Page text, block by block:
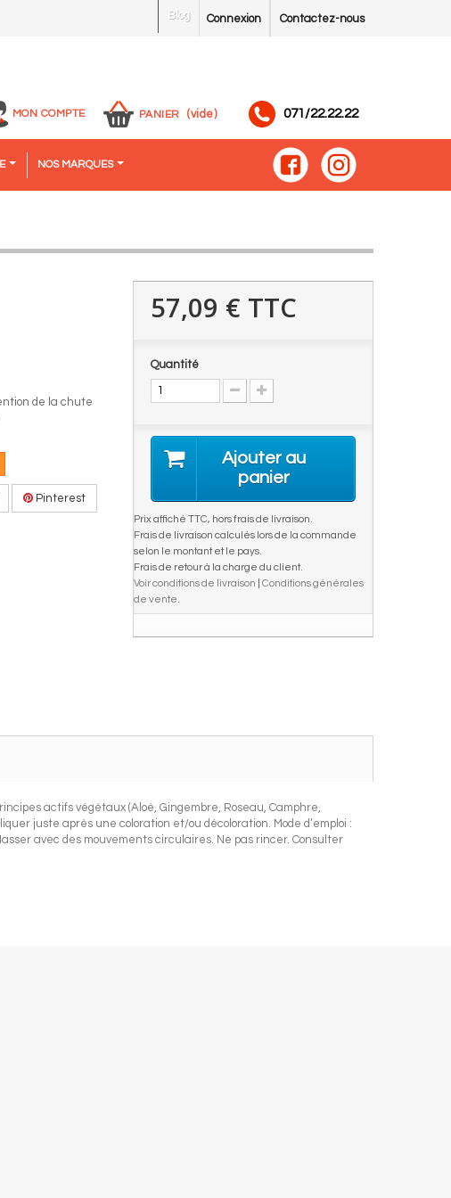
Contactez-nous
Connexion
Blog
MON COMPTE PANIER (vide) 071/22.22.22
NOS MARQUES
de la chute
Pinterest
57,09 € TTC
Quantité
Ajouter au
panier
Prix affiché TTC, hors frais de livraison.
Frais de livraison calculés lors de la commande
selon le montant et le pays.
Frais de retour à la charge du client.
Voir conditions de livraison
Conditions générales
de vente
actifs végétaux (Aloé, Gingembre, Roseau, Camphre,
juste après une coloration et/ou décoloration. Mode d’emploi :
avec des mouvements circulaires. Ne pas rincer. Consulter